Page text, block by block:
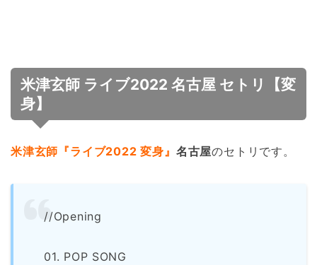
米津玄師 ライブ2022 名古屋 セトリ【変
身】
米津玄師『ライブ2022 変身』 名古屋のセトリです。
//Opening
01. POP SONG